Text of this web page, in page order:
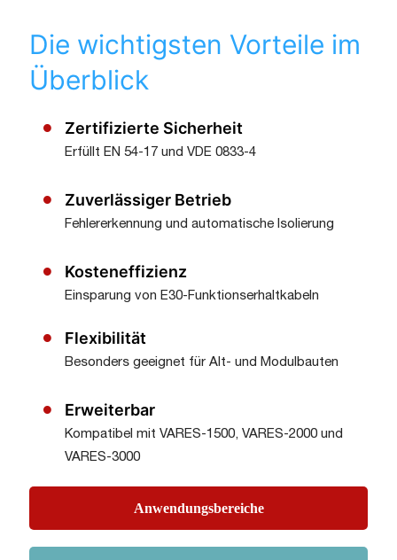
Die wichtigsten Vorteile im
Überblick
Zertifizierte Sicherheit
Erfüllt EN 54-17 und VDE 0833-4
Zuverlässiger Betrieb
Fehlererkennung und automatische Isolierung
Kosteneffizienz
Einsparung von E30-Funktionserhaltkabeln
Flexibilität
Besonders geeignet für Alt- und Modulbauten
Erweiterbar
Kompatibel mit VARES-1500, VARES-2000 und
VARES-3000
Anwendungsbereiche